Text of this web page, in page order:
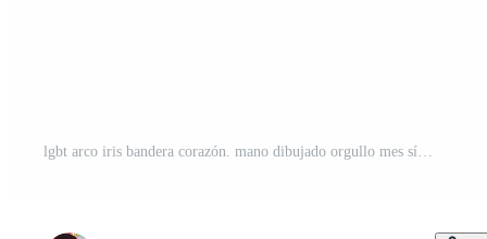
lgbt arco iris bandera corazón. mano dibujado orgullo mes símbolo con escrito frase amor es amor cita. emblema, pegatina. png imagen aislado en transparente antecedentes PNG Pro